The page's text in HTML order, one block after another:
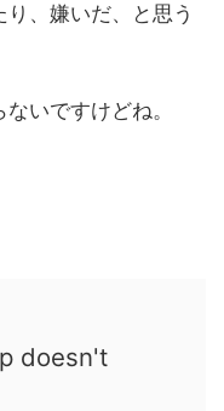
、嫌いだ、と思う
いですけどね。
doesn't